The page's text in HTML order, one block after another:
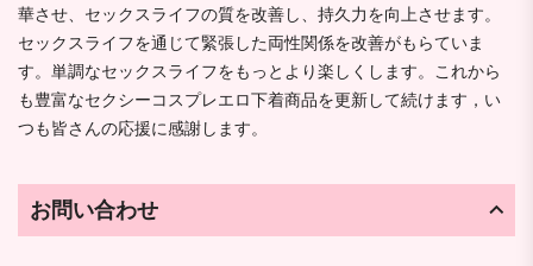
華させ、セックスライフの質を改善し、持久力を向上させます。
セックスライフを通じて緊張した両性関係を改善がもらていま
す。単調なセックスライフをもっとより楽しくします。これから
も豊富なセクシーコスプレエロ下着商品を更新して続けます，い
つも皆さんの応援に感謝します。
お問い合わせ